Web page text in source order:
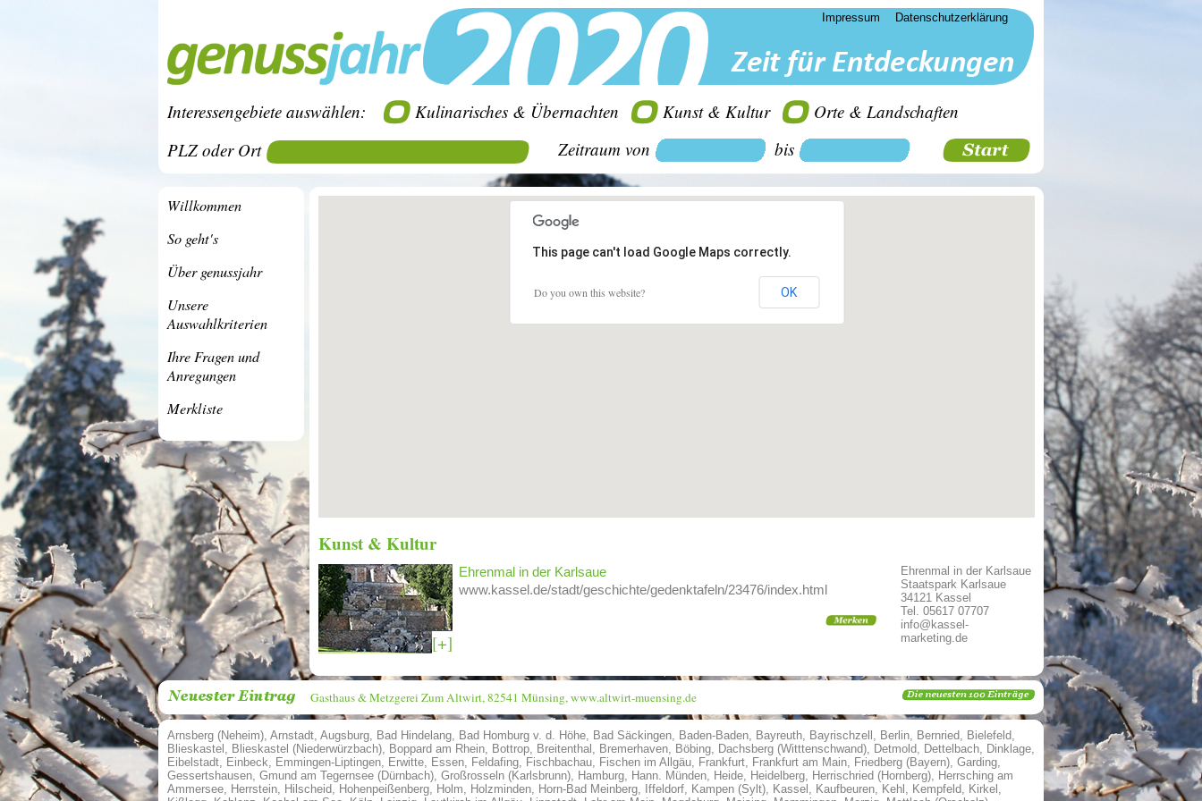
Impressum Datenschutzerklärung
Interessengebiete auswählen: Kulinarisches & Übernachten Kunst & Kultur
Orte & Landschaften
PLZ oder Ort
Zeitraum von bis
Willkommen
So geht's
Über genussjahr
Unsere
Auswahlkriterien
Ihre Fragen und
Anregungen
Merkliste
This page can't load Google Maps correctly.
Do you own this website? OK
Kunst & Kultur
[+]
Ehrenmal in der Karlsaue
Staatspark Karlsaue
34121 Kassel
Tel. 05617 07707
info@kassel-
marketing.de
Ehrenmal in der Karlsaue
www.kassel.de/stadt/geschichte/gedenktafeln/23476/index.html
Gasthaus & Metzgerei Zum Altwirt, 82541 Münsing,www.altwirt-muensing.de
Arnsberg (Neheim), Arnstadt, Augsburg, Bad Hindelang, Bad Homburg v. d. Höhe, Bad Säckingen, Baden-Baden, Bayreuth, Bayrischzell , Berlin, Bernried, Bielefeld,
Blieskastel , Blieskastel (Niederwürzbach), Boppard am Rhein, Bottrop, Breitenthal , Bremerhaven, Böbing, Dachsberg (Witttenschwand), Detmold, Dettelbach, Dinklage,
Eibelstadt, Einbeck, Emmingen-Liptingen, Erwitte, Essen, Feldafing, Fischbachau, Fischen im Allgäu, Frankfurt, Frankfurt am Main, Friedberg (Bayern), Garding,
Gessertshausen, Gmund am Tegernsee (Dürnbach), Großrosseln (Karlsbrunn), Hamburg, Hann. Münden, Heide, Heidelberg, Herrischried (Hornberg), Herrsching am
Ammersee, Herrstein, Hilscheid, Hohenpeißenberg, Holm, Holzminden, Horn-Bad Meinberg, Iffeldorf, Kampen (Sylt), Kassel , Kaufbeuren, Kehl , Kempfeld, Kirkel ,